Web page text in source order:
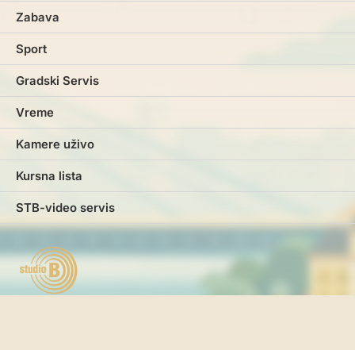
Zabava
Sport
Gradski Servis
Vreme
Kamere uživo
Kursna lista
STB-video servis